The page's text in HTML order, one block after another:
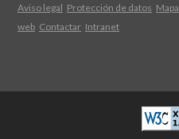
Aviso legal Protección de datos Mapa
web Contactar Intranet